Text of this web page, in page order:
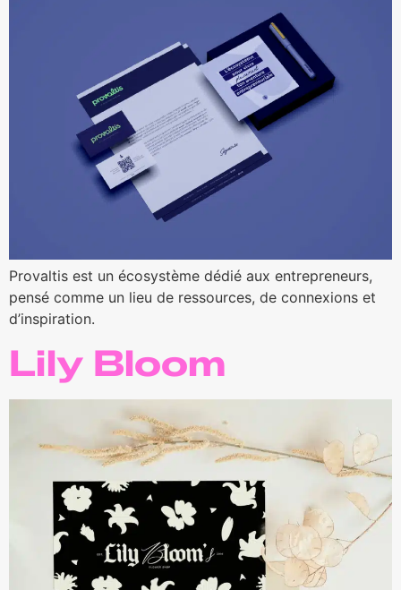
Provaltis est un écosystème dédié aux entrepreneurs,
pensé comme un lieu de ressources, de connexions et
d’inspiration.
Lily Bloom